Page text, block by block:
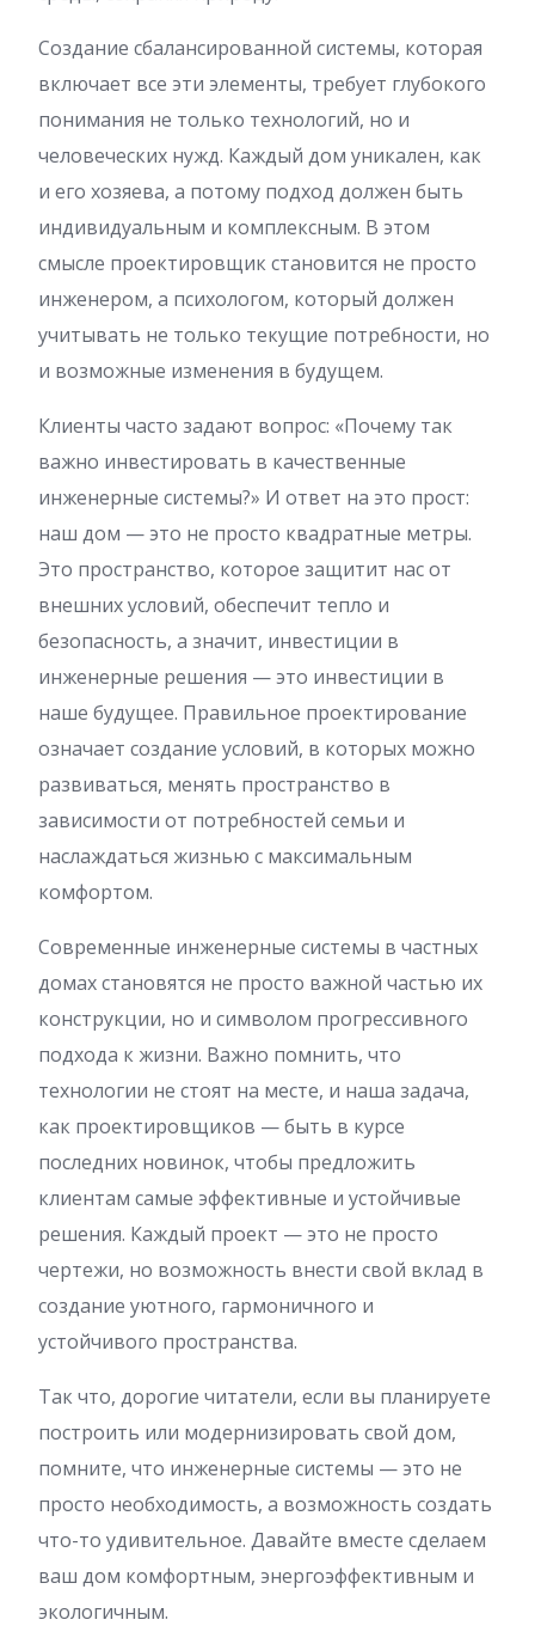
Создание сбалансированной системы, которая
включает все эти элементы, требует глубокого
понимания не только технологий, но и
человеческих нужд. Каждый дом уникален, как
и его хозяева, а потому подход должен быть
индивидуальным и комплексным. В этом
смысле проектировщик становится не просто
инженером, а психологом, который должен
учитывать не только текущие потребности, но
и возможные изменения в будущем.
Клиенты часто задают вопрос: «Почему так
важно инвестировать в качественные
инженерные системы?» И ответ на это прост:
наш дом — это не просто квадратные метры.
Это пространство, которое защитит нас от
внешних условий, обеспечит тепло и
безопасность, а значит, инвестиции в
инженерные решения — это инвестиции в
наше будущее. Правильное проектирование
означает создание условий, в которых можно
развиваться, менять пространство в
зависимости от потребностей семьи и
наслаждаться жизнью с максимальным
комфортом.
Современные инженерные системы в частных
домах становятся не просто важной частью их
конструкции, но и символом прогрессивного
подхода к жизни. Важно помнить, что
технологии не стоят на месте, и наша задача,
как проектировщиков — быть в курсе
последних новинок, чтобы предложить
клиентам самые эффективные и устойчивые
решения. Каждый проект — это не просто
чертежи, но возможность внести свой вклад в
создание уютного, гармоничного и
устойчивого пространства.
Так что, дорогие читатели, если вы планируете
построить или модернизировать свой дом,
помните, что инженерные системы — это не
просто необходимость, а возможность создать
что-то удивительное. Давайте вместе сделаем
ваш дом комфортным, энергоэффективным и
экологичным.